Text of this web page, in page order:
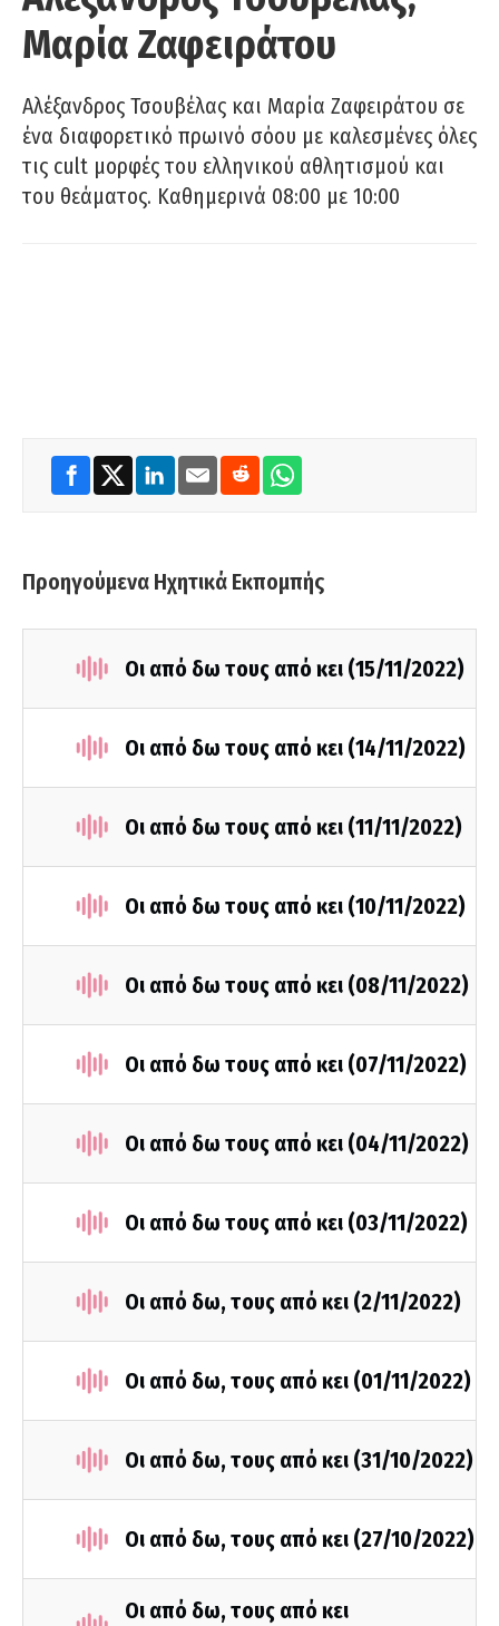
Μαρία Ζαφειράτου
Αλέξανδρος Τσουβέλας και Μαρία Ζαφειράτου σε
ένα διαφορετικό πρωινό σόου με καλεσμένες όλες
τις cult μορφές του ελληνικού αθλητισμού και
του θεάματος. Καθημερινά 08:00 με 10:00
Προηγούμενα Ηχητικά Εκπομπής
Οι από δω τους από κει (15/11/2022)
Οι από δω τους από κει (14/11/2022)
Οι από δω τους από κει (11/11/2022)
Οι από δω τους από κει (10/11/2022)
Οι από δω τους από κει (08/11/2022)
Οι από δω τους από κει (07/11/2022)
Οι από δω τους από κει (04/11/2022)
Οι από δω τους από κει (03/11/2022)
Οι από δω, τους από κει (2/11/2022)
Οι από δω, τους από κει (01/11/2022)
Οι από δω, τους από κει (31/10/2022)
Οι από δω, τους από κει (27/10/2022)
Οι από δω, τους από κει